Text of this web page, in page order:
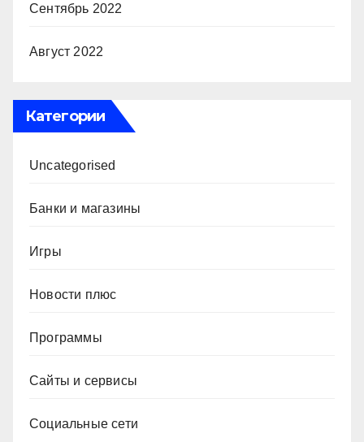
Сентябрь 2022
Август 2022
Категории
Uncategorised
Банки и магазины
Игры
Новости плюс
Программы
Сайты и сервисы
Социальные сети